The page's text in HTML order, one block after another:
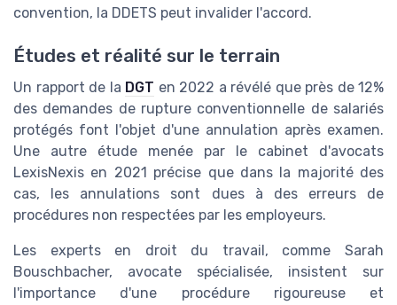
convention, la DDETS peut invalider l'accord.
Études et réalité sur le terrain
Un rapport de la DGT en 2022 a révélé que près de 12%
des demandes de rupture conventionnelle de salariés
protégés font l'objet d'une annulation après examen.
Une autre étude menée par le cabinet d'avocats
LexisNexis en 2021 précise que dans la majorité des
cas, les annulations sont dues à des erreurs de
procédures non respectées par les employeurs.
Les experts en droit du travail, comme Sarah
Bouschbacher, avocate spécialisée, insistent sur
l'importance d'une procédure rigoureuse et